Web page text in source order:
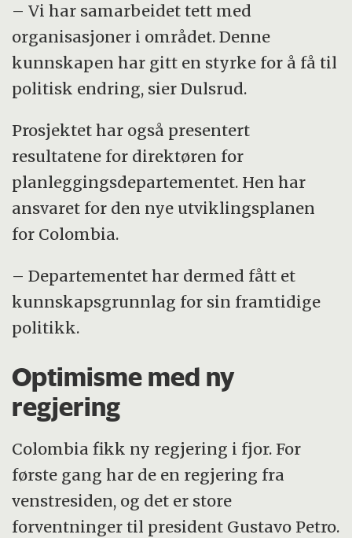
– Vi har samarbeidet tett med
organisasjoner i området. Denne
kunnskapen har gitt en styrke for å få til
politisk endring, sier Dulsrud.
Prosjektet har også presentert
resultatene for direktøren for
planleggingsdepartementet. Hen har
ansvaret for den nye utviklingsplanen
for Colombia.
– Departementet har dermed fått et
kunnskapsgrunnlag for sin framtidige
politikk.
Optimisme med ny
regjering
Colombia fikk ny regjering i fjor. For
første gang har de en regjering fra
venstresiden, og det er store
forventninger til president Gustavo Petro.